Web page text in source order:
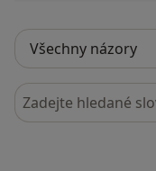
Hledejte v názorech